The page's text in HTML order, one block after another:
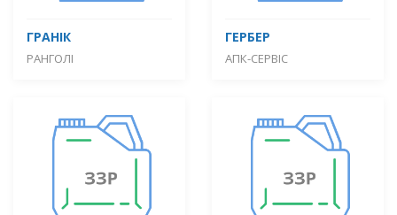
ГРАНІК
РАНГОЛІ
ГЕРБЕР
АПК-СЕРВІС